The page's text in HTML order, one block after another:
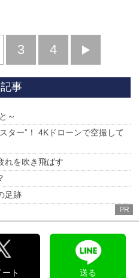
3 4
へ
事
～
ター”！ 4Kドローンで空撮して
れを吹き飛ばす
足跡
PR
ート 送る